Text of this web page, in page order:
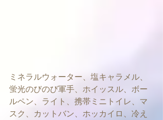
ミネラルウォーター、塩キャラメル、
蛍光のびのび軍手、ホイッスル、ボー
ルペン、ライト、携帯ミニトイレ、マ
スク、カットバン、ホッカイロ、冷え